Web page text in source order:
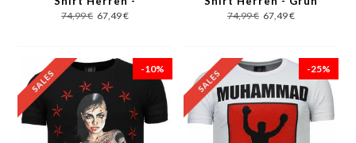
Schwarz
74,99 € 67,49 € 74,99 € 67,49 €
-10% -25%